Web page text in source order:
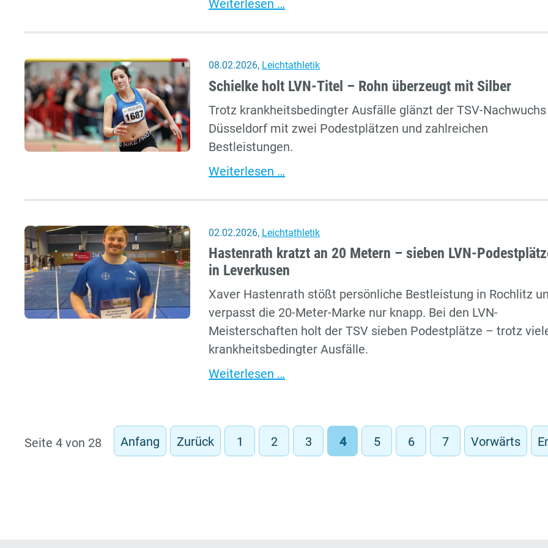
Weiterlesen …
–
Erfolgreiche
LVN-
Masters
in
Düsseldorf
08.02.2026, Leichtathletik
Schielke holt LVN-Titel – Rohn überzeugt mit Silber
Trotz krankheitsbedingter Ausfälle glänzt der TSV-
Düsseldorf mit zwei Podestplätzen und zahlreichen
Bestleistungen.
Weiterlesen …
Titel
Rohn
mit
Silber
02.02.2026, Leichtathletik
Hastenrath kratzt an 20 Metern – sieben LVN-
in Leverkusen
Xaver Hastenrath stößt persönliche Bestleistung in Rochlitz
verpasst die 20-Meter-Marke nur knapp. Bei den LVN-
Meisterschaften holt der TSV sieben Podestplätze – trotz
krankheitsbedingter Ausfälle.
Weiterlesen …
20
Metern
Seite 4 von 28 Anfang Zurück 1 2 3 4 5 6 7 Vorwärts